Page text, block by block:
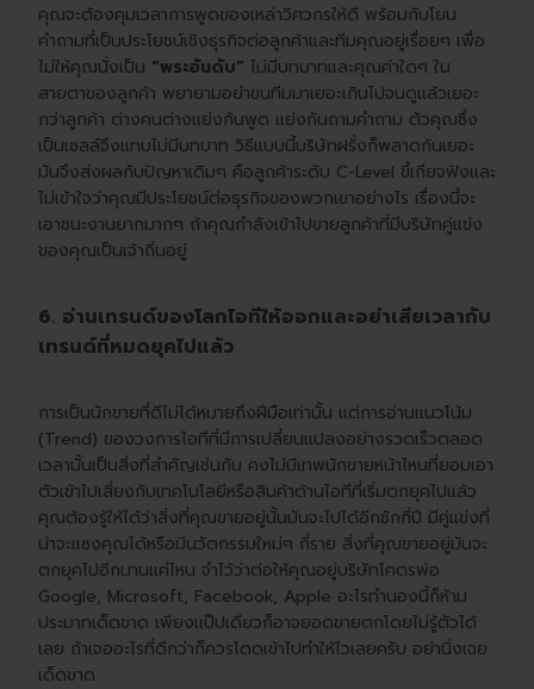
คุณจะต้องคุมเวลาการพูดของเหล่าวิศวกรให้ดี พร้อมกับโยน
คำถามที่เป็นประโยชน์เชิงธุรกิจต่อลูกค้าและทีมคุณอยู่เรื่อยๆ เพื่อ
ไม่ให้คุณนั่งเป็น “พระอันดับ” ไม่มีบทบาทและคุณค่าใดๆ ใน
สายตาของลูกค้า พยายามอย่าขนทีมมาเยอะเกินไปจนดูแล้วเยอะ
กว่าลูกค้า ต่างคนต่างแย่งกันพูด แย่งกันถามคำถาม ตัวคุณซึ่ง
เป็นเซลล์จึงแทบไม่มีบทบาท วิธีแบบนี้บริษัทฝรั่งก็พลาดกันเยอะ
มันจึงส่งผลกับปัญหาเดิมๆ คือลูกค้าระดับ C-Level ขี้เกียจฟังและ
ไม่เข้าใจว่าคุณมีประโยชน์ต่อธุรกิจของพวกเขาอย่างไร เรื่องนี้จะ
เอาชนะงานยากมากๆ ถ้าคุณกำลังเข้าไปขายลูกค้าที่มีบริษัทคู่แข่ง
ของคุณเป็นเจ้าถิ่นอยู่
6. อ่านเทรนด์ของโลกไอทีให้ออกและอย่าเสียเวลากับ
เทรนด์ที่หมดยุคไปแล้ว
การเป็นนักขายที่ดีไม่ได้หมายถึงฝีมือเท่านั้น แต่การอ่านแนวโน้ม
(Trend) ของวงการไอทีที่มีการเปลี่ยนแปลงอย่างรวดเร็วตลอด
เวลานั้นเป็นสิ่งที่สำคัญเช่นกัน คงไม่มีเทพนักขายหน้าไหนที่ยอมเอา
ตัวเข้าไปเสี่ยงกับเทคโนโลยีหรือสินค้าด้านไอทีที่เริ่มตกยุคไปแล้ว
คุณต้องรู้ให้ได้ว่าสิ่งที่คุณขายอยู่นั้นมันจะไปได้อีกซักกี่ปี มีคู่แข่งที่
น่าจะแซงคุณได้หรือมีนวัตกรรมใหม่ๆ กี่ราย สิ่งที่คุณขายอยู่มันจะ
ตกยุคไปอีกนานแค่ไหน จำไว้ว่าต่อให้คุณอยู่บริษัทโคตรพ่อ
Google, Microsoft, Facebook, Apple อะไรทำนองนี้ก็ห้าม
ประมาทเด็ดขาด เพียงแป๊ปเดียวก็อาจยอดขายตกโดยไม่รู้ตัวได้
เลย ถ้าเจออะไรที่ดีกว่าก็ควรโดดเข้าไปทำให้ไวเลยครับ อย่านิ่งเฉย
เด็ดขาด